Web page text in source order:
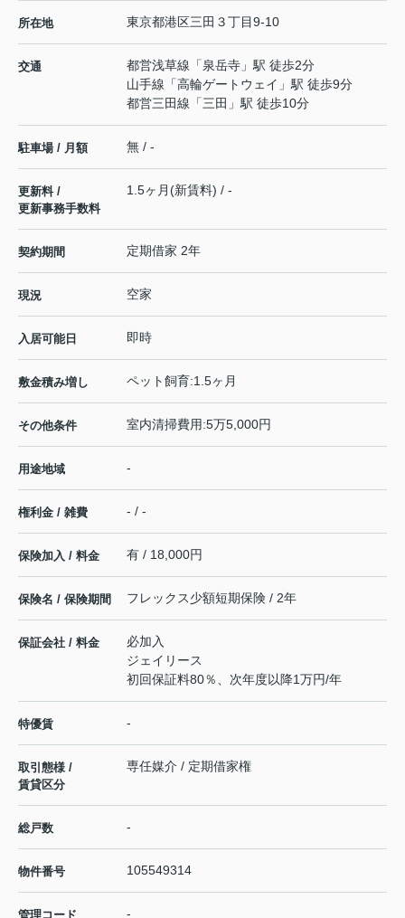
所在地 東京都港区三田 ３丁目9-10
交通 都営浅草線 「泉岳寺 」駅 徒歩2分
山手線 「高輪ゲートウェイ 」駅 徒歩9分
都営三田線 「三田 」駅 徒歩10分
駐車場 / 月額 無 / -
更新料 /
更新事務手数料
1.5ヶ月(新賃料) / -
契約期間 定期借家 2年
現況 空家
入居可能日 即時
敷金積み増し ペット飼育:1.5ヶ月
その他条件 室内清掃費用:5万5,000円
用途地域 -
権利金 / 雑費 - / -
保険加入 / 料金 有 / 18,000円
保険名 / 保険期間 フレックス少額短期保険 / 2年
保証会社 / 料金
必加入
ジェイリース
初回保証料80％、次年度以降1万円/年
特優賃 -
取引態様 /
賃貸区分
専任媒介 / 定期借家権
総戸数 -
物件番号 105549314
管理コード -